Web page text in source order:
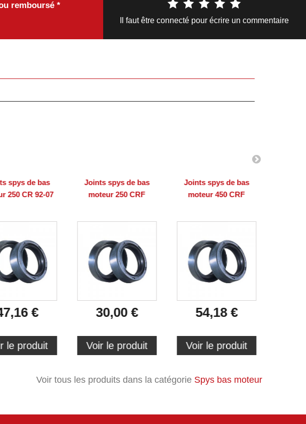
remboursé *
Il faut être connecté pour écrire un commentaire
spys de bas
250 CR 92-07
€
le produit
Joints spys de bas
moteur 250 CRF
30,00 €
Voir le produit
Joints spys de bas
moteur 450 CRF
54,18 €
Voir le produit
Voir tous les produits dans la catégorie Spys bas moteur